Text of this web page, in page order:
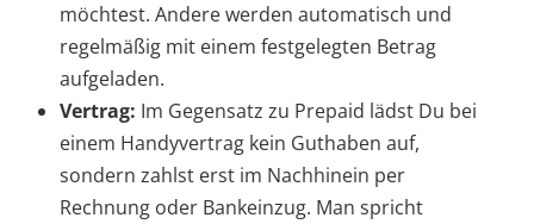
möchtest. Andere werden automatisch und
regelmäßig mit einem festgelegten Betrag
aufgeladen.
Vertrag: Im Gegensatz zu Prepaid lädst Du bei
einem Handyvertrag kein Guthaben auf,
sondern zahlst erst im Nachhinein per
Rechnung oder Bankeinzug. Man spricht